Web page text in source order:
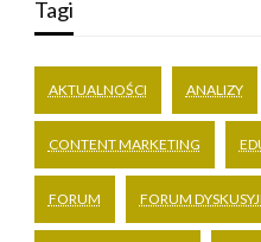
Tagi
AKTUALNOŚCI ANALIZY
CONTENT MARKETING
FORUM FORUM